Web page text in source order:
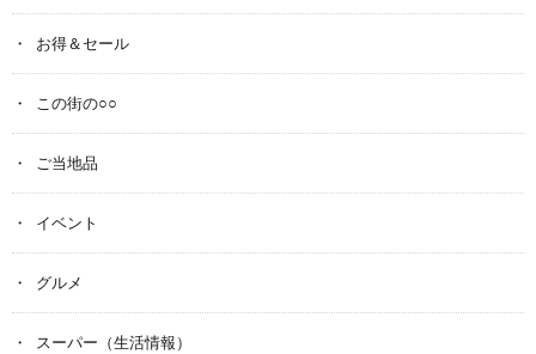
お得＆セール
この街の○○
ご当地品
イベント
グルメ
スーパー（生活情報）